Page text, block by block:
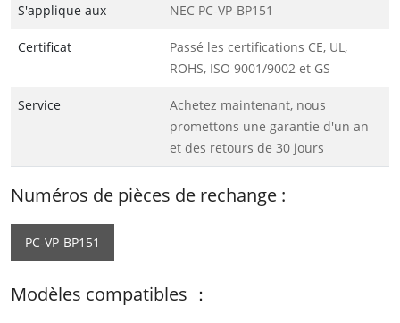
S'applique aux NEC PC-VP-BP151
Certificat
Passé les certifications CE, UL,
ROHS, ISO 9001/9002 et GS
Service
Achetez maintenant, nous
promettons une garantie d'un an
et des retours de 30 jours
Numéros de pièces de rechange :
PC-VP-BP151
Modèles compatibles ：